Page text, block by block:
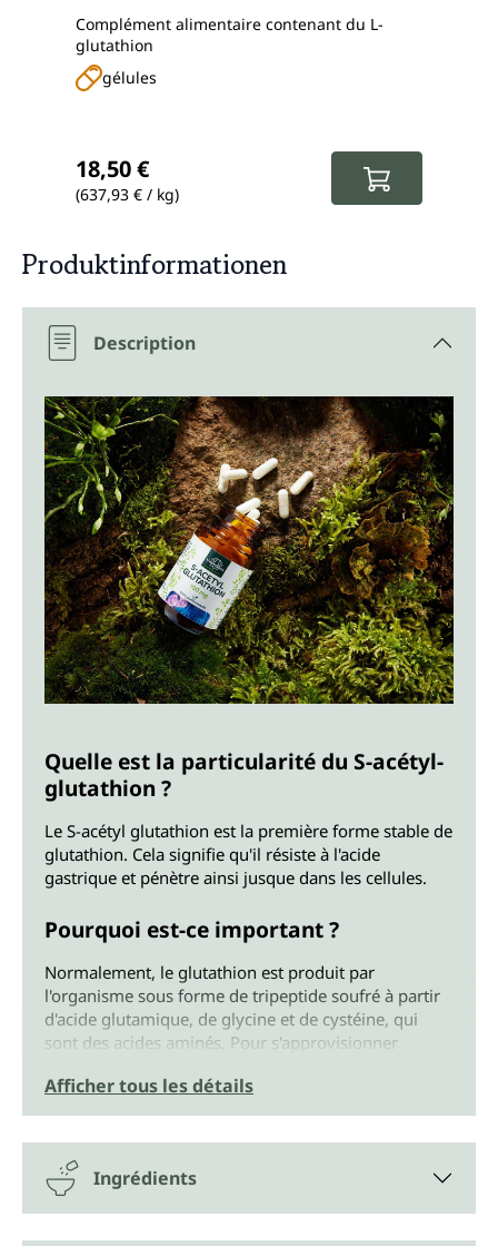
Complément alimentaire contenant du L-
glutathion
gélules
18,50 €
(637,93 € / kg)
Produktinformationen
Description
Quelle est la particularité du S-acétyl-
glutathion ?
Le S-acétyl glutathion est la première forme stable de
glutathion. Cela signifie qu'il résiste à l'acide
gastrique et pénètre ainsi jusque dans les cellules.
Pourquoi est-ce important ?
Normalement, le glutathion est produit par
l'organisme sous forme de tripeptide soufré à partir
d'acide glutamique, de glycine et de cystéine, qui
sont des acides aminés. Pour s'approvisionner
supplémentaire, sans que l'organisme soit sollicité
pour sa production, on peut le prendre par le biais de
une grande partie se perd sur le chemin du tube
digestif du fait de l'acide gastrique et des enzymes.
Pourquoi le corps a-t-il besoin de
Afficher tous les détails
Ingrédients